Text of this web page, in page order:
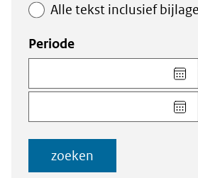
Alle tekst inclusief
Periode
zoeken